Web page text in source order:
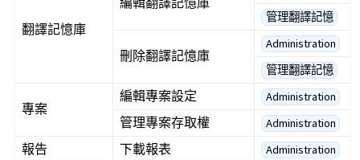
翻譯記憶庫
管理翻譯記憶
刪除翻譯記憶庫
Administration
管理翻譯記憶
專案
編輯專案設定 Administration
管理專案存取權 Administration
報告 下載報表 Administration